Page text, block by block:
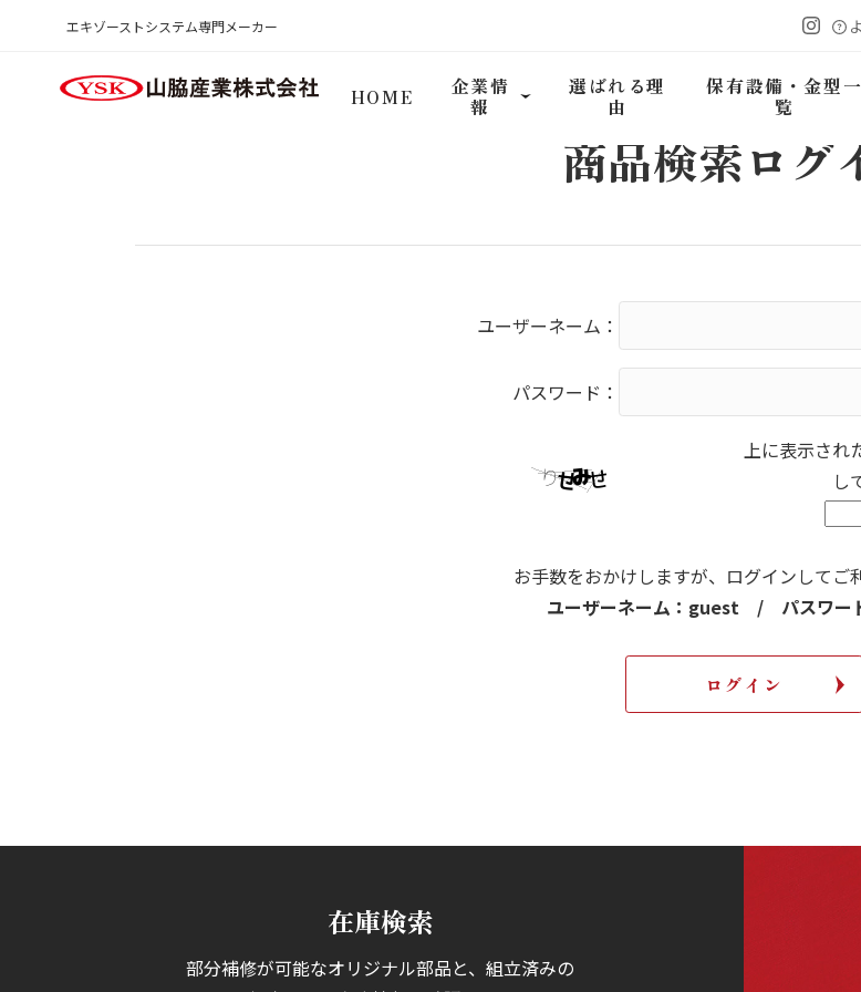
エキゾーストシステム専門メーカー
HOME 企業情
報
選ばれる理
由
保有設備・金型一
覧
HOME 商品検索ログイン
商品検索ログ
ユーザーネーム：
パスワード：
上に表示され
し
お手数をおかけしますが、 ログインしてご
ユーザーネーム：guest / パスワー
在庫検索
部分補修が可能なオリジナル部品と、組立済みの